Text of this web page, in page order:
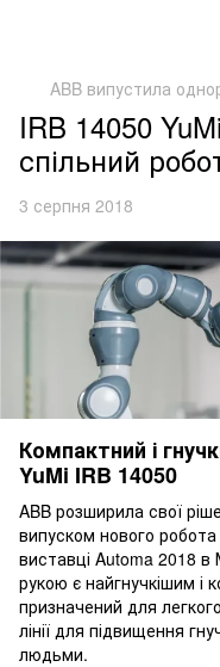
ABB випустила
IRB 14050
спільний
3 серпня 2018
Компактний і
YuMi IRB 14050
ABB розширила свої
випуском нового
виставці Automa 2018
рукою є найгнучкішим і
призначений для
лінії для підвищення
людьми.